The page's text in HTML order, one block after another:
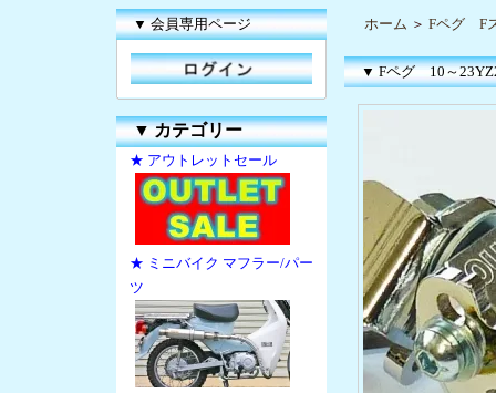
▼ 会員専用ページ
▼カテゴリー
★ アウトレットセール
★ ミニバイク マフラー/パー
ツ
ホーム ＞ Fペグ F
▼ Fペグ 10～